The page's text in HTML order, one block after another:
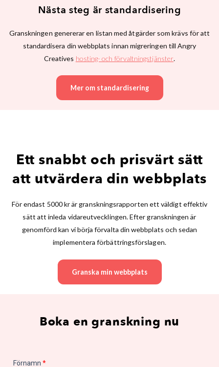
Nästa steg är standardisering
Granskningen genererar en listan med åtgärder som krävs för att
standardisera din webbplats innan migreringen till Angry
Creatives hosting- och förvaltningstjänster.
Mer om standardisering
Ett snabbt och prisvärt sätt
att utvärdera din webbplats
För endast 5000 kr är granskningsrapporten ett väldigt effektiv
sätt att inleda vidareutvecklingen. Efter granskningen är
genomförd kan vi börja förvalta din webbplats och sedan
implementera förbättringsförslagen.
Granska min webbplats
Boka en granskning nu